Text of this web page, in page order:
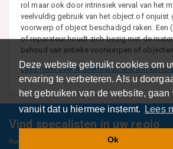
Deze website gebruikt cookies om
ervaring te verbeteren. Als u
het gebruiken van de website, gaan
vanuit dat u hiermee instemt.
Lees
Ok
rol maar ook door intrinsiek verval van het
veelvuldig gebruik van het object of onjuist
voorwerp of object beschadigd raken. Een
of reparateur houdt zich bezig met de
behoud van antieke voorwerpen of
Lees meer over Antiekrestauratie
Vind specalisten in uw regio
Restaurant